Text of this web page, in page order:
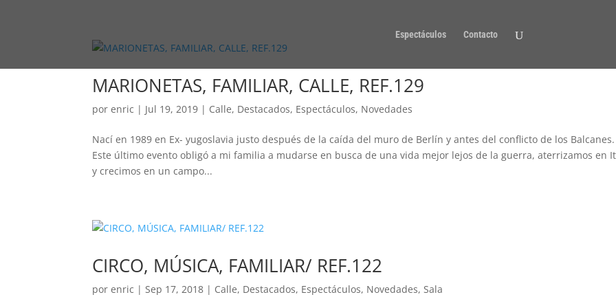
Espectáculos Contacto
MARIONETAS, FAMILIAR, CALLE, REF.129
porenric | Jul 19, 2019 | Calle, Destacados, Espectáculos, Novedades
Nací en 1989 en Ex- yugoslavia justo después de la caída del muro de Berlín y antes del conflicto de los Balcanes.
Este último evento obligó a mi familia a mudarse en busca de una vida mejor lejos de la guerra, aterrizamos en
y crecimos en un campo...
CIRCO, MÚSICA, FAMILIAR/ REF.122
porenric |Sep 17, 2018 | Calle, Destacados, Espectáculos, Novedades,Sala